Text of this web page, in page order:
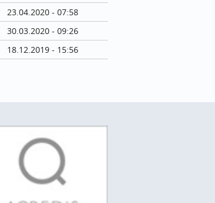
23.04.2020 - 07:58
30.03.2020 - 09:26
18.12.2019 - 15:56